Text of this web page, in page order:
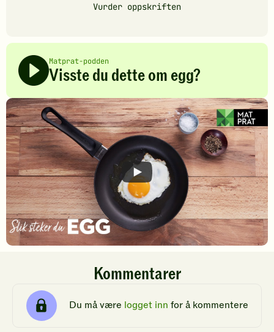
Vurder oppskriften
Matprat-podden
Visste du dette om egg?
Kommentarer
Du må være logget inn for å kommentere